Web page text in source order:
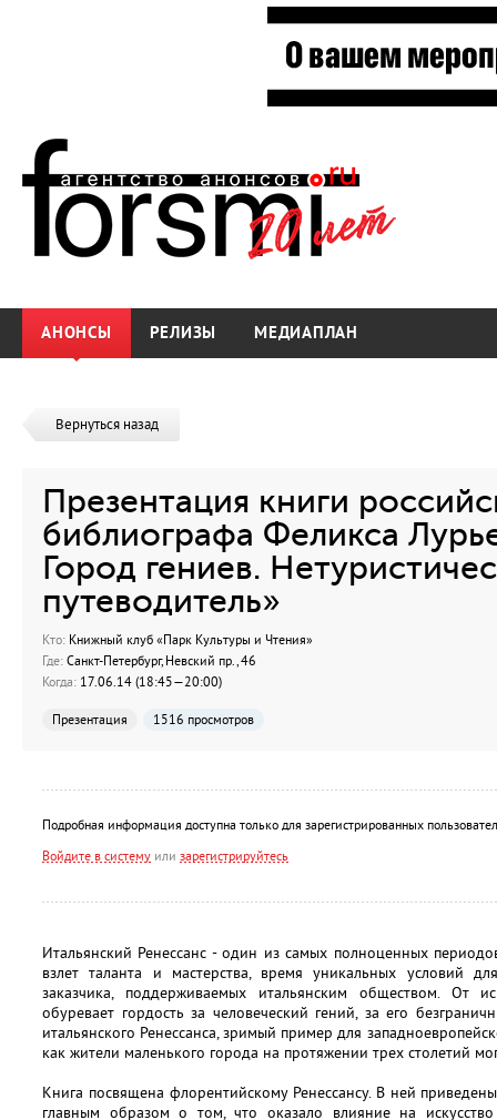
АНОНСЫ РЕЛИЗЫ МЕДИАПЛАН
Вернуться назад
Презентация книги
библиографа Феликса
Город гениев.
путеводитель»
Кто: Книжный клуб «Парк Культуры и Чтения»
Где: Санкт-Петербург, Невский пр., 46
Когда: 17.06.14 (18:45—20:00)
Презентация 1516 просмотров
Подробная информация доступна только для зарегистрированных
Войдите в систему или зарегистрируйтесь
Итальянский Ренессанс - один из самых полноценных
взлет таланта и мастерства, время уникальных условий
заказчика, поддерживаемых итальянским обществом. От
обуревает гордость за человеческий гений, за его
итальянского Ренессанса, зримый пример для
как жители маленького города на протяжении трех столетий
Книга посвящена флорентийскому Ренессансу. В ней
главным образом о том, что оказало влияние на искусство